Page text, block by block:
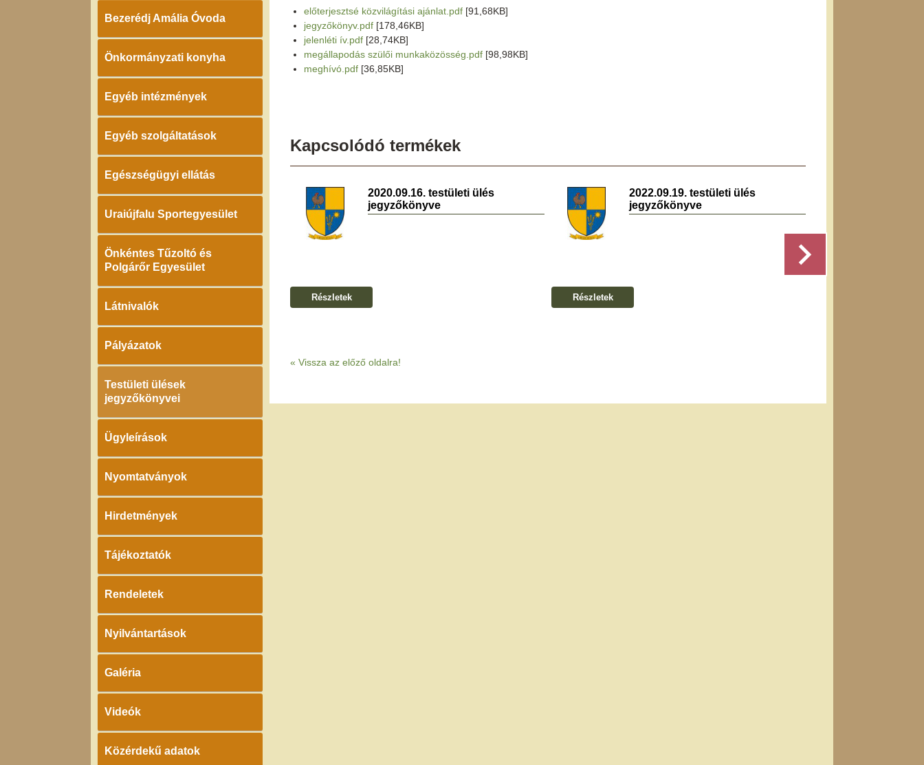
Bezerédj Amália Óvoda
Önkormányzati konyha
Egyéb intézmények
Egyéb szolgáltatások
Egészségügyi ellátás
Uraiújfalu Sportegyesület
Önkéntes Tűzoltó és
Polgárőr Egyesület
Látnivalók
Pályázatok
Testületi ülések
jegyzőkönyvei
Ügyleírások
Nyomtatványok
Hirdetmények
Tájékoztatók
Rendeletek
Nyilvántartások
Galéria
Videók
Közérdekű adatok
előterjesztsé közvilágítási ajánlat.pdf [91,68KB]
jegyzőkönyv.pdf [178,46KB]
jelenléti ív.pdf [28,74KB]
megállapodás szülői munkaközösség.pdf [98,98KB]
meghívó.pdf [36,85KB]
Kapcsolódó termékek
2020.09.16. testületi ülés
jegyzőkönyve
Részletek
2022.09.19. testületi ülés
jegyzőkönyve
Részletek
« Vissza az előző oldalra!